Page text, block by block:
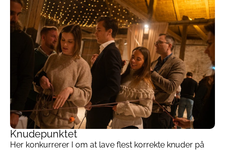
Knudepunktet
Her konkurrerer I om at lave flest korrekte knuder på